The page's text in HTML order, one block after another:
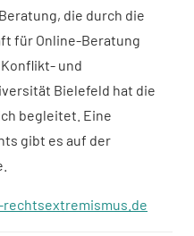
die durch die
für Online-Beratung
und
Bielefeld hat die
begleitet. Eine
gibt es auf der